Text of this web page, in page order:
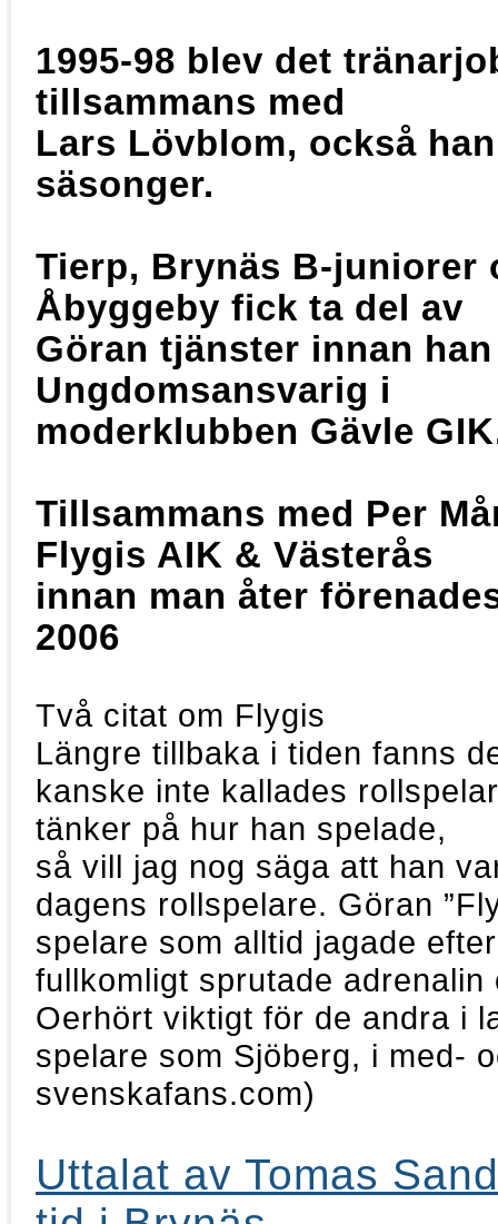
1995-98 blev det
tillsammans med
Lars Lövblom, också
säsonger.
Tierp, Brynäs B-juniorer
Åbyggeby fick ta del av
Göran tjänster innan
Ungdomsansvarig i
moderklubben Gävle
Tillsammans med Per
Flygis AIK & Västerås
innan man åter
2006
Två citat om Flygis
Längre tillbaka i tiden fanns
kanske inte kallades
tänker på hur han spelade,
så vill jag nog säga att han
dagens rollspelare. Göran
spelare som alltid jagade
fullkomligt sprutade adrenalin
Oerhört viktigt för de andra i
spelare som Sjöberg, i med-
svenskafans.com)
Uttalat av Tomas